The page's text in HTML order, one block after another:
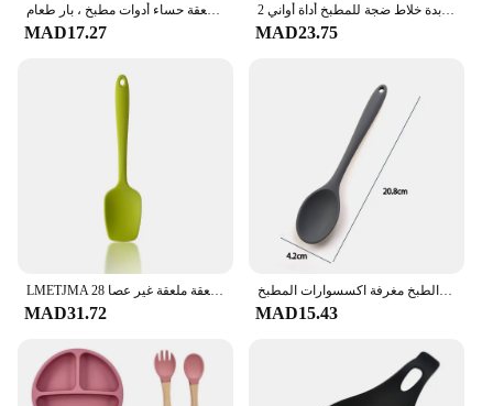
MAD17.27
2 قطعة مقاومة للحرارة مقبض ملعقة سيليكون مكشطة ملعقة قالب تشكيل أيس كريم زبدة خلاط ضجة للمطبخ أداة أواني
MAD23.75
MAD31.72
للحياة أفضل 1 قطعة ملعقة سيليكون لينة اثارة مقبض طويل أدوات المائدة أواني الطبخ مغرفة اكسسوارات المطبخ
MAD15.43